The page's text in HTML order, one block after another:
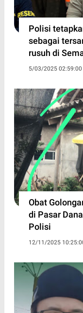
Polisi
sebagai
rusuh di
5/03/2025 02:59:00
Obat
di Pasar
Polisi
12/11/2025